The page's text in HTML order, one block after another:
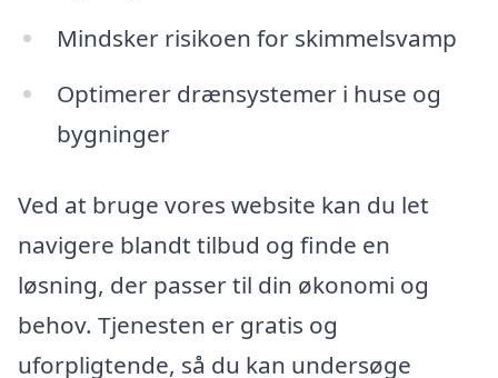
Mindsker risikoen for skimmelsvamp
Optimerer drænsystemer i huse og
bygninger
Ved at bruge vores website kan du let
navigere blandt tilbud og finde en
løsning, der passer til din økonomi og
behov. Tjenesten er gratis og
uforpligtende, så du kan undersøge